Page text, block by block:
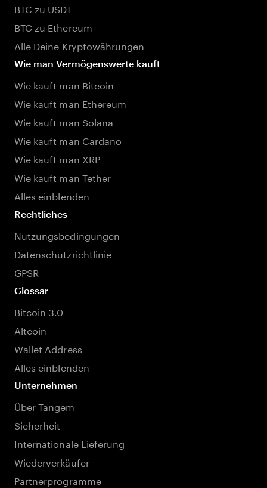
BTC zu USDT
BTC zu Ethereum
Alle Deine Kryptowährungen
Wie man Vermögenswerte kauft
Wie kauft man Bitcoin
Wie kauft man Ethereum
Wie kauft man Solana
Wie kauft man Cardano
Wie kauft man XRP
Wie kauft man Tether
Alles einblenden
Rechtliches
Nutzungsbedingungen
Datenschutzrichtlinie
GPSR
Glossar
Bitcoin 3.0
Altcoin
Wallet Address
Alles einblenden
Unternehmen
Über Tangem
Sicherheit
Internationale Lieferung
Wiederverkäufer
Partnerprogramme